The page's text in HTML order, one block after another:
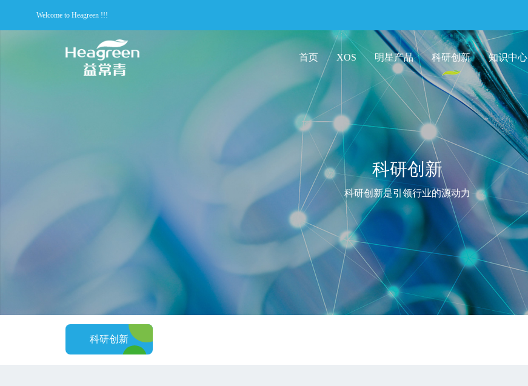
Welcome to Heagreen !!!
首页 XOS 明星产品 科研创新 知识中心
科研创新
科研创新是引领行业的源动力
科研创新